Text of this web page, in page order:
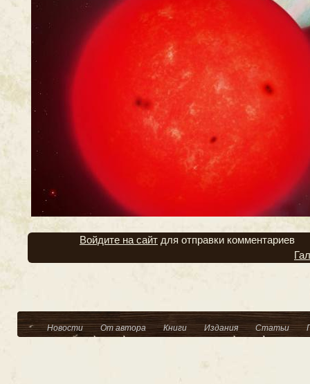
Войдите на сайт для отправки комментариев
Новости От автора Книги Издания Статьи